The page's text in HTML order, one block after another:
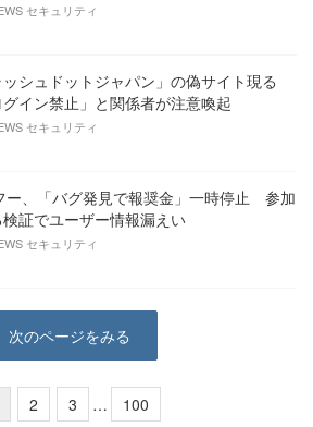
セキュリティ
ッシュドットジャパン」の偽サイト現る
グイン禁止」と関係者が注意喚起
セキュリティ
ー、「バグ発見で報奨金」一時停止 参加
証でユーザー情報漏えい
セキュリティ
次のページをみる
2 3 … 100